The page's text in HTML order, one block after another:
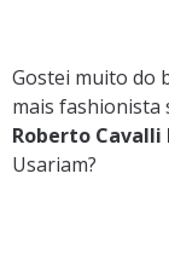
Gostei muito do
mais fashionista
Roberto Cavalli
Usariam?